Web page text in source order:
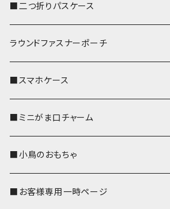
■二つ折りパスケース
ラウンドファスナーポーチ
■スマホケース
■ミニがま口チャーム
■小鳥のおもちゃ
■お客様専用一時ページ